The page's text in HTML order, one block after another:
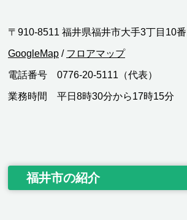
〒910-8511 福井県福井市大手3丁目10
GoogleMap / フロアマップ
電話番号 0776-20-5111（代表）
業務時間 平日8時30分から17時15分
福井市の紹介